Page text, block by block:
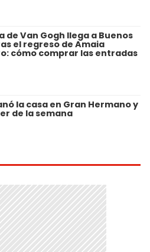
de Van Gogh llega a Buenos
el regreso de Amaia
cómo comprar las entradas
la casa en Gran Hermano y
de la semana